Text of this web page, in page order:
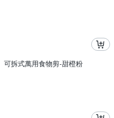
可拆式萬用食物剪-甜橙粉